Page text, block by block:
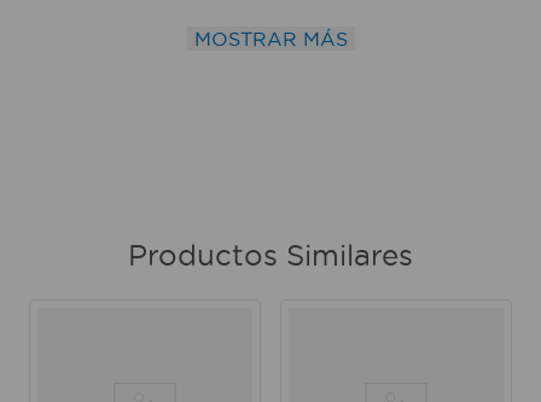
para todo tipo de superficies, incluyendo suelos de
madera y cerámica. Olvídate de los cepillos y paños,
MOSTRAR MÁS
Productos Similares